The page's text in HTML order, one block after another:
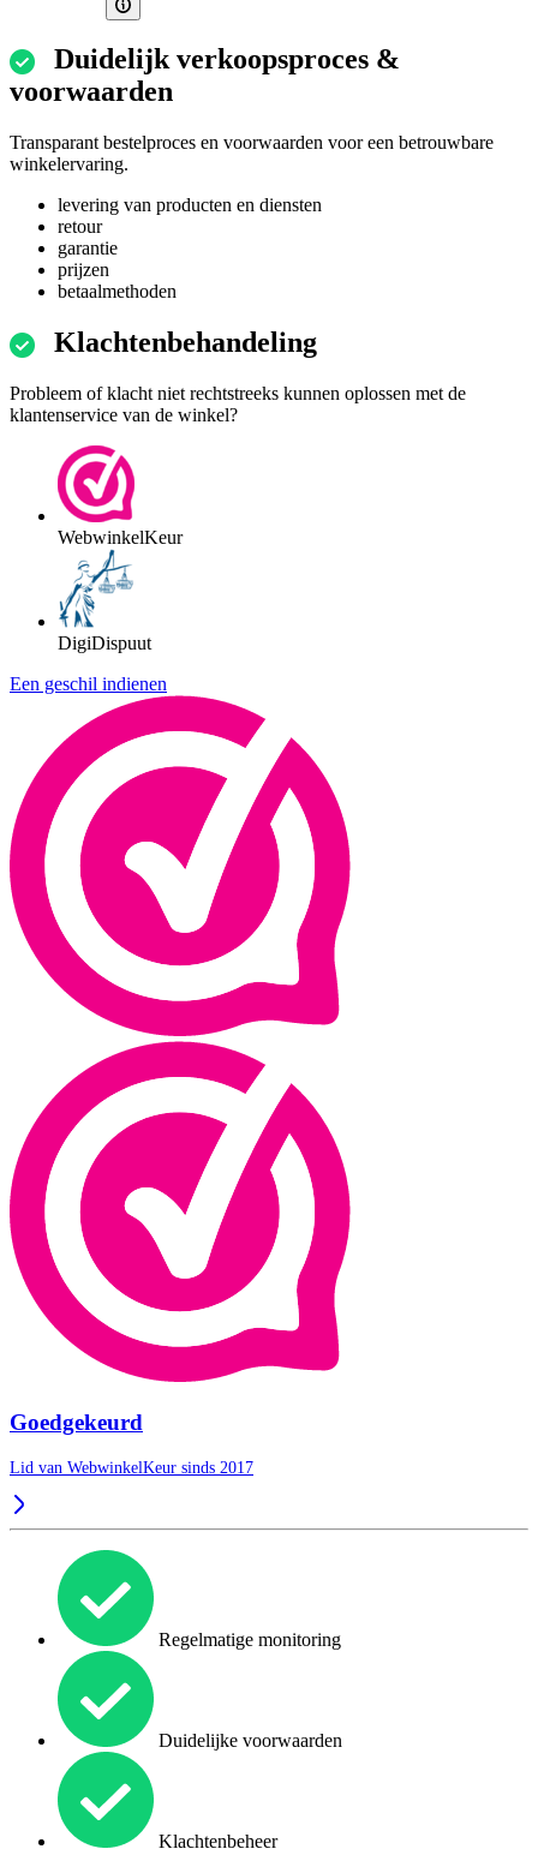
Duidelijk verkoopsproces &
voorwaarden
Transparant bestelproces en voorwaarden voor een betrouwbare
winkelervaring.
levering van producten en diensten
retour
garantie
prijzen
betaalmethoden
Klachtenbehandeling
Probleem of klacht niet rechtstreeks kunnen oplossen met de
klantenservice van de winkel?
WebwinkelKeur
DigiDispuut
Een geschil indienen
Goedgekeurd
Lid van WebwinkelKeur sinds 2017
Regelmatige monitoring
Duidelijke voorwaarden
Klachtenbeheer